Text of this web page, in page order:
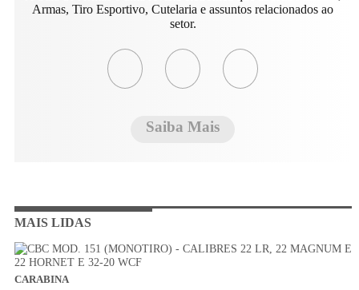
Armas, Tiro Esportivo, Cutelaria e assuntos relacionados ao
setor.
Saiba Mais
MAIS LIDAS
CARABINA